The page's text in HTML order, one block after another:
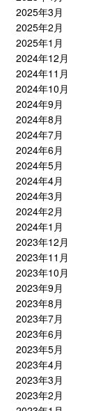
2025年3月
2025年2月
2025年1月
2024年12月
2024年11月
2024年10月
2024年9月
2024年8月
2024年7月
2024年6月
2024年5月
2024年4月
2024年3月
2024年2月
2024年1月
2023年12月
2023年11月
2023年10月
2023年9月
2023年8月
2023年7月
2023年6月
2023年5月
2023年4月
2023年3月
2023年2月